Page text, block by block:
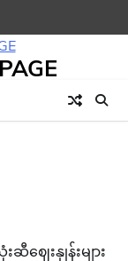
ဈေးနှုန်းများ